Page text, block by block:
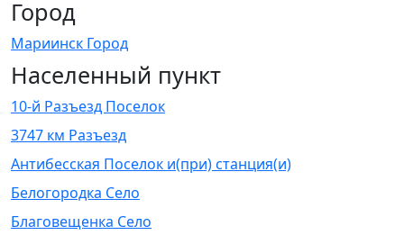
Город
Мариинск Город
Населенный пункт
10-й Разъезд Поселок
3747 км Разъезд
Антибесская Поселок и(при) станция(и)
Белогородка Село
Благовещенка Село